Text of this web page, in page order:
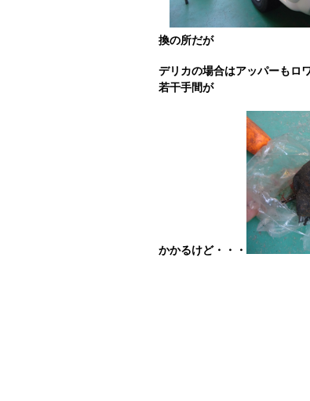
換の所だが
デリカの場合はアッパーもロ
若干手間が
かかるけど・・・